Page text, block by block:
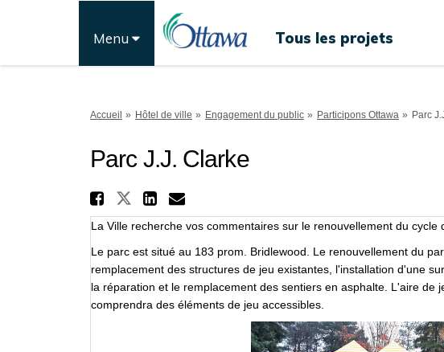
Menu Tous les projets
Vous êtes ici:
Accueil Hôtel de ville Engagement du public Participons Ottawa Parc
Parc J.J. Clarke
Partager Parc J.J. Clarke sur
Partager Parc J.J. Clarke sur
Partager Parc J.J. Clarke
Courriel Parc J.J. Clarke
La Ville recherche vos commentaires sur le renouvellement du cycle
Le parc est situé au 183 prom. Bridlewood. Le renouvellement du
remplacement des structures de jeu existantes, l'installation d'une
la réparation et le remplacement des sentiers en asphalte. L'aire de
comprendra des éléments de jeu accessibles.